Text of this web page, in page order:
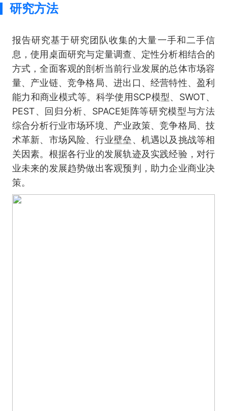
研究方法
报告研究基于研究团队收集的大量一手和二手信
息，使用桌面研究与定量调查、定性分析相结合的
方式，全面客观的剖析当前行业发展的总体市场容
量、产业链、竞争格局、进出口、经营特性、盈利
能力和商业模式等。科学使用SCP模型、SWOT、
PEST、回归分析、SPACE矩阵等研究模型与方法
综合分析行业市场环境、产业政策、竞争格局、技
术革新、市场风险、行业壁垒、机遇以及挑战等相
关因素。根据各行业的发展轨迹及实践经验，对行
业未来的发展趋势做出客观预判，助力企业商业决
策。